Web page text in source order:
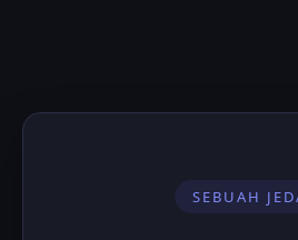
SEBUAH